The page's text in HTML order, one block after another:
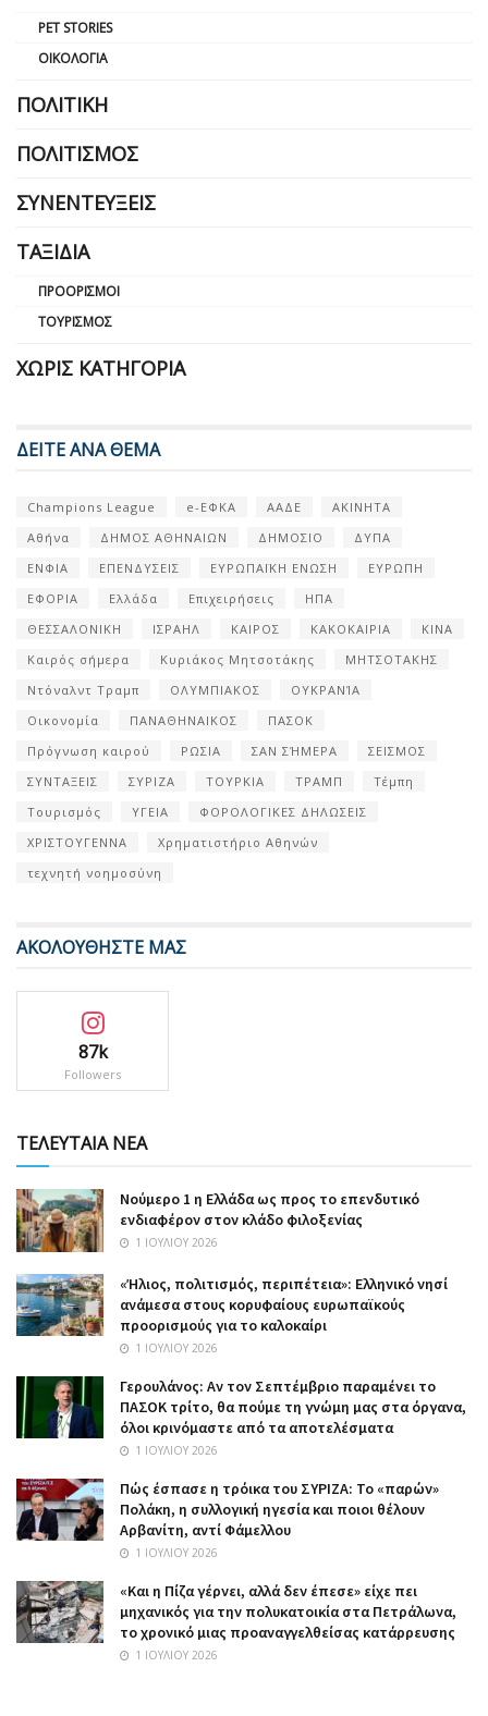
PET STORIES
ΟΙΚΟΛΟΓΊΑ
ΠΟΛΙΤΙΚΉ
ΠΟΛΙΤΙΣΜΌΣ
ΣΥΝΕΝΤΕΎΞΕΙΣ
ΤΑΞΊΔΙΑ
ΠΡΟΟΡΙΣΜΟΊ
ΤΟΥΡΙΣΜΌΣ
ΧΩΡΊΣ ΚΑΤΗΓΟΡΊΑ
ΔΕΙΤΕ ΑΝΑ ΘΕΜΑ
Champions League e-ΕΦΚΑ ΑΑΔΕ
ΑΚΙΝΗΤΑ
Αθήνα
ΔΗΜΟΣ ΑΘΗΝΑΙΩΝ ΔΗΜΟΣΙΟ
ΔΥΠΑ
ΕΝΦΙΑ
ΕΠΕΝΔΥΣΕΙΣ ΕΥΡΩΠΑΪΚΗ ΕΝΩΣΗ
ΕΥΡΩΠΗ
ΕΦΟΡΙΑ
Ελλάδα Επιχειρήσεις
ΗΠΑ
ΘΕΣΣΑΛΟΝΙΚΗ
ΙΣΡΑΗΛ ΚΑΙΡΟΣ ΚΑΚΟΚΑΙΡΙΑ
ΚΙΝΑ
Καιρός σήμερα
Κυριάκος Μητσοτάκης
ΜΗΤΣΟΤΑΚΗΣ
Ντόναλντ Τραμπ
ΟΛΥΜΠΙΑΚΟΣ
ΟΥΚΡΑΝΊΑ
Οικονομία
ΠΑΝΑΘΗΝΑΙΚΟΣ
ΠΑΣΟΚ
Πρόγνωση καιρού
ΡΩΣΙΑ ΣΑΝ ΣΉΜΕΡΑ
ΣΕΙΣΜΟΣ
ΣΥΝΤΑΞΕΙΣ
ΣΥΡΙΖΑ ΤΟΥΡΚΙΑ ΤΡΑΜΠ
Τέμπη
Τουρισμός
ΥΓΕΙΑ
ΦΟΡΟΛΟΓΙΚΕΣ ΔΗΛΩΣΕΙΣ
ΧΡΙΣΤΟΥΓΕΝΝΑ
Χρηματιστήριο Αθηνών
τεχνητή νοημοσύνη
ΑΚΟΛΟΥΘΗΣΤΕ ΜΑΣ
87k
Followers
ΤΕΛΕΥΤΑΙΑ ΝΕΑ
Nούμερο 1 η Ελλάδα ως προς το επενδυτικό
ενδιαφέρον στον κλάδο φιλοξενίας
1 ΙΟΥΛΊΟΥ 2026
«Ήλιος, πολιτισμός, περιπέτεια»: Ελληνικό νησί
ανάμεσα στους κορυφαίους ευρωπαϊκούς
προορισμούς για το καλοκαίρι
1 ΙΟΥΛΊΟΥ 2026
Γερουλάνος: Αν τον Σεπτέμβριο παραμένει το
ΠΑΣΟΚ τρίτο, θα πούμε τη γνώμη μας στα όργανα,
όλοι κρινόμαστε από τα αποτελέσματα
1 ΙΟΥΛΊΟΥ 2026
Πώς έσπασε η τρόικα του ΣΥΡΙΖΑ: Το «παρών»
Πολάκη, η συλλογική ηγεσία και ποιοι θέλουν
Αρβανίτη, αντί Φάμελλου
1 ΙΟΥΛΊΟΥ 2026
«Και η Πίζα γέρνει, αλλά δεν έπεσε» είχε πει
μηχανικός για την πολυκατοικία στα Πετράλωνα,
το χρονικό μιας προαναγγελθείσας κατάρρευσης
1 ΙΟΥΛΊΟΥ 2026